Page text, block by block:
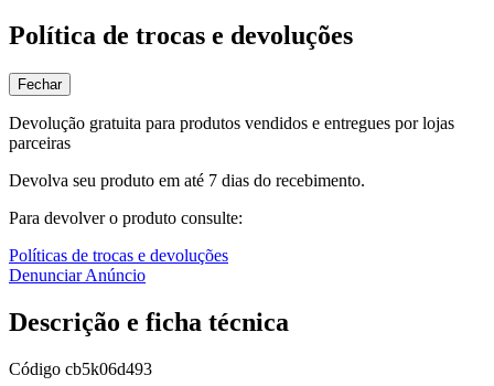
Política de trocas e devoluções
Fechar
Devolução gratuita para produtos vendidos e entregues por lojas
parceiras
Devolva seu produto em até 7 dias do recebimento.
Para devolver o produto consulte:
Políticas de trocas e devoluções
Denunciar Anúncio
Descrição e ficha técnica
Código cb5k06d493